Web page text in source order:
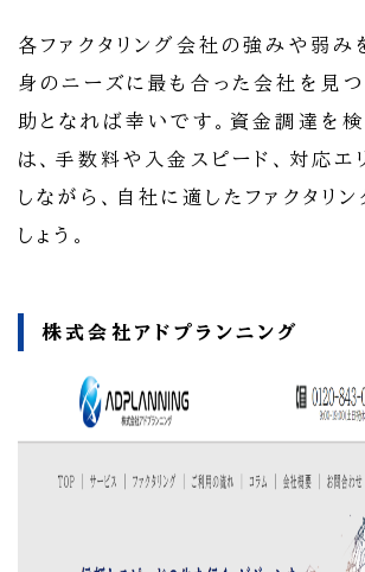
各ファクタリング会社の強みや弱み
身のニーズに最も合った会社を見
助となれば幸いです。資金調達を
は、手数料や入金スピード、対応エ
しながら、自社に適したファクタリ
しょう。
株式会社アドプランニング